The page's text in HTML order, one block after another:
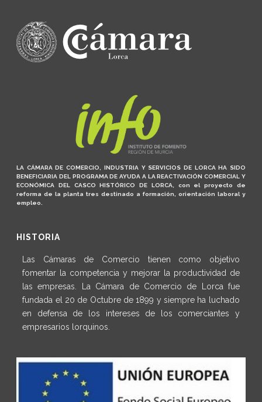
LA CÁMARA DE COMERCIO, INDUSTRIA Y SERVICIOS DE LORCA HA SIDO
BENEFICIARIA DEL PROGRAMA DE AYUDA A LA REACTIVACIÓN COMERCIAL Y
ECONÓMICA DEL CASCO HISTÓRICO DE LORCA, con el proyecto de
reforma de la planta tres destinado a formación, orientación laboral y
empleo.
HISTORIA
Las Cámaras de Comercio tienen como objetivo
fomentar la competencia y mejorar la productividad de
las empresas. La Cámara de Comercio de Lorca fue
fundada el 20 de Octubre de 1899 y siempre ha luchado
en defensa de los intereses de los comerciantes y
empresarios lorquinos.